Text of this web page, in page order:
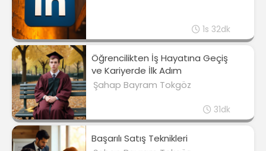
1s 32dk
Öğrencilikten İş Hayatına Geçiş
ve Kariyerde İlk Adım
Şahap Bayram Tokgöz
31dk
Başarılı Satış Teknikleri